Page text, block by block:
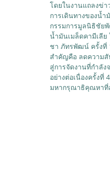
โดยในงานแถลงข่า
การเดินทางของน้
กรรมการมูลนิธิชัย
น้ำมันเมล็ดคามีเลีย
ชา ภัทรพัฒน์ ครั้งที่
สำคัญคือ ลดความสั
สู่การจัดงานที่กำลัง
อย่างต่อเนื่องครั้งที่
มหากรุณาธิคุณหาที่